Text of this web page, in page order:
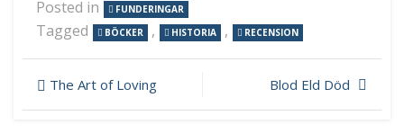
Posted in FUNDERINGAR
Tagged BÖCKER , HISTORIA , RECENSION
Inläggsnavigering
The Art of Loving Blod Eld Död